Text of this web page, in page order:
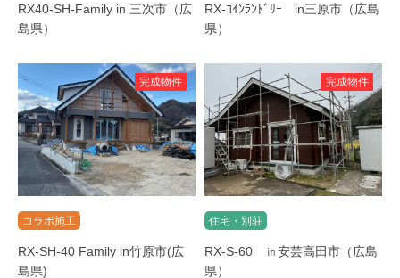
RX40-SH-Family in 三次市（広
島県）
RX-ｺｲﾝﾗﾝﾄﾞﾘｰ in三原市（広島
県）
完成物件
コラボ施工
RX-SH-40 Family in竹原市(広
島県)
完成物件
住宅・別荘
RX-S-60 ㏌安芸高田市（広島
県）